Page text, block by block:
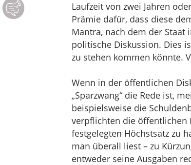
Laufzeit von zwei Jahren
Prämie dafür, dass diese
Mantra, nach dem der
politische Diskussion. Dies
zu stehen kommen könnte.
Wenn in der öffentlichen
„Sparzwang“ die Rede ist,
beispielsweise die
verpflichten die öffentlichen
festgelegten Höchstsatz zu
man überall liest – zu
entweder seine Ausgaben